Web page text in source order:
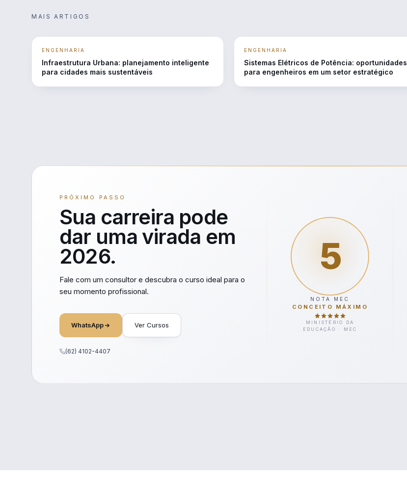
MAIS ARTIGOS
ENGENHARIA
Infraestrutura Urbana: planejamento inteligente
para cidades mais sustentáveis
ENGENHARIA
Sistemas Elétricos de Potência: oportunidades
para engenheiros em um setor estratégico
PRÓXIMO PASSO
Sua carreira pode
dar uma virada em
2026.
Fale com um consultor e descubra o curso ideal para o
seu momento profissional.
WhatsApp Ver Cursos
(62) 4102-4407
5
NOTA MEC
CONCEITO MÁXIMO
MINISTÉRIO DA
EDUCAÇÃO · MEC